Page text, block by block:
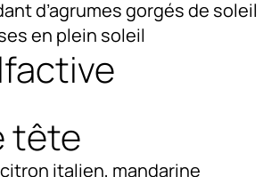
d’agrumes gorgés de soleil
en plein soleil
tête
italien, mandarine